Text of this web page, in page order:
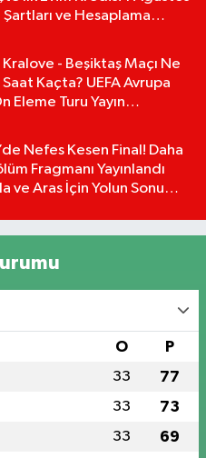
Şartları ve Hesaplama
- Beşiktaş Maçı Ne
Kaçta? UEFA Avrupa
Eleme Turu Yayın
Nefes Kesen Final! Daha
Fragmanı Yayınlandı
ve Aras İçin Yolun Sonu
O P
33 77
33 73
33 69